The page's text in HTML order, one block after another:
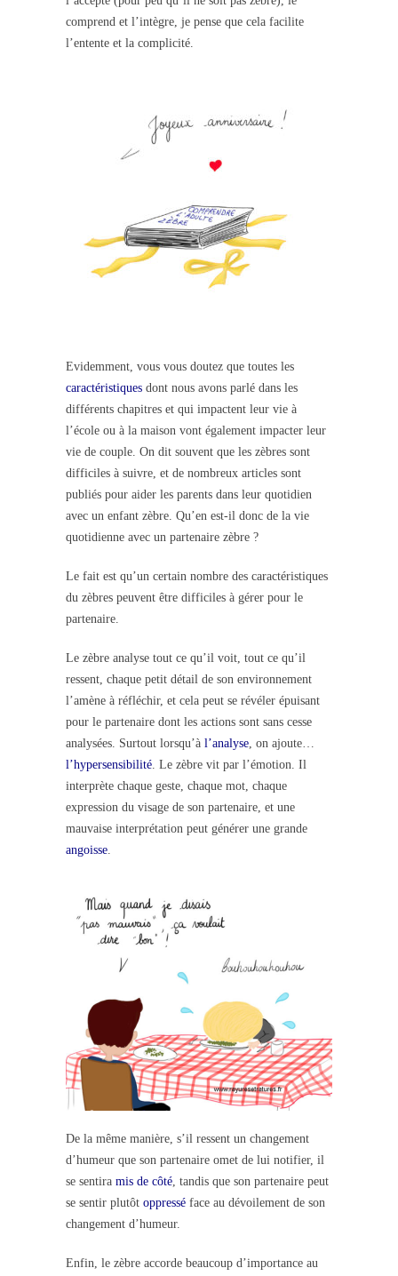
comprend et l’intègre, je pense que cela facilite
l’entente et la complicité.
Evidemment, vous vous doutez que toutes les
caractéristiques dont nous avons parlé dans les
différents chapitres et qui impactent leur vie à
l’école ou à la maison vont également impacter leur
vie de couple. On dit souvent que les zèbres sont
difficiles à suivre, et de nombreux articles sont
publiés pour aider les parents dans leur quotidien
avec un enfant zèbre. Qu’en est-il donc de la vie
quotidienne avec un partenaire zèbre ?
Le fait est qu’un certain nombre des caractéristiques
du zèbres peuvent être difficiles à gérer pour le
partenaire.
Le zèbre analyse tout ce qu’il voit, tout ce qu’il
ressent, chaque petit détail de son environnement
l’amène à réfléchir, et cela peut se révéler épuisant
pour le partenaire dont les actions sont sans cesse
analysées. Surtout lorsqu’à l’analyse , on ajoute…
l’hypersensibilité . Le zèbre vit par l’émotion. Il
interprète chaque geste, chaque mot, chaque
expression du visage de son partenaire, et une
mauvaise interprétation peut générer une grande
angoisse
De la même manière, s’il ressent un changement
d’humeur que son partenaire omet de lui notifier, il
se sentira mis de côté , tandis que son partenaire peut
se sentir plutôt oppressé face au dévoilement de son
changement d’humeur.
Enfin, le zèbre accorde beaucoup d’importance au